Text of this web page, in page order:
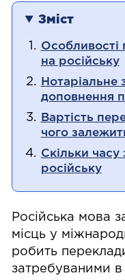
Зміст
Особливості
на російську
Нотаріальне
доповнення
Вартість
чого
Скільки
російську
Російська мова
місць у
робить
затребуваними в